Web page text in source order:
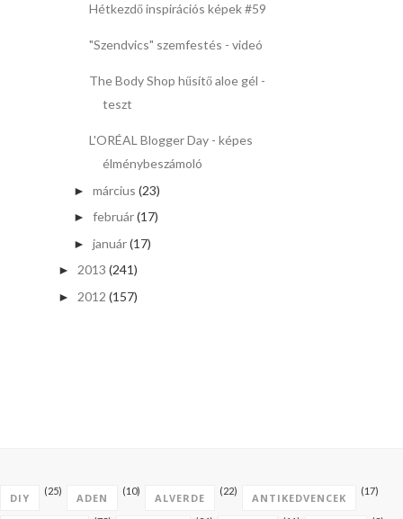
Hétkezdő inspirációs képek #59
"Szendvics" szemfestés - videó
The Body Shop hűsítő aloe gél -
teszt
L'ORÉAL Blogger Day - képes
élménybeszámoló
► március (23)
► február(17)
► január(17)
► 2013 (241)
► 2012 (157)
DIY
(25)
ADEN
(10)
ALVERDE
(22)
ANTIKEDVENCEK
(17)